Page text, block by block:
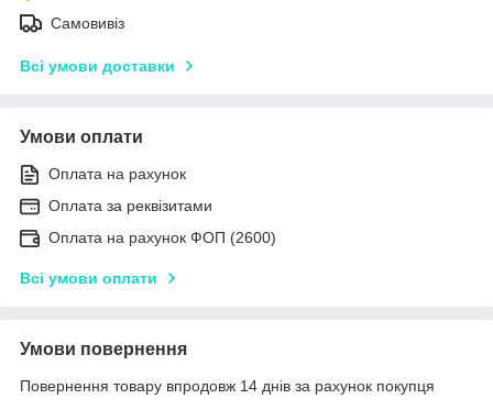
Самовивіз
Всі умови доставки
Умови оплати
Оплата на рахунок
Оплата за реквізитами
Оплата на рахунок ФОП (2600)
Всі умови оплати
Умови повернення
Повернення товару впродовж 14 днів за рахунок покупця